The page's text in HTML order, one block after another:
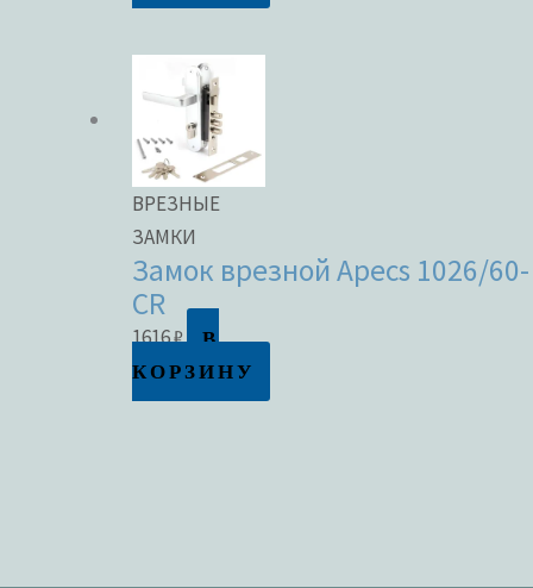
ВРЕЗНЫЕ
ЗАМКИ
Замок врезной Apecs 1026/60-
CR
1616₽
В
КОРЗИНУ